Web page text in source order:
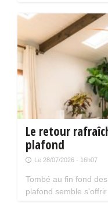
limiter le nombre de
Le retour
plafond
Le 28/07/2026 - 16h07
Tombé au fin fond
plafond semble